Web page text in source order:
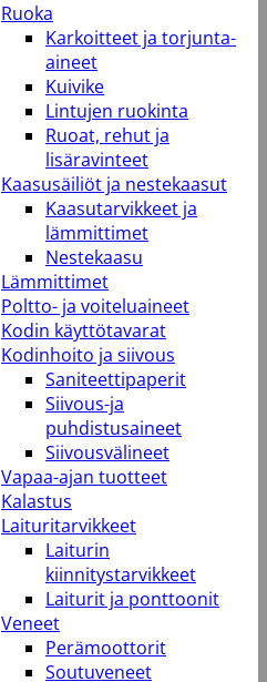
Ruoka
Karkoitteet ja torjunta-
aineet
Kuivike
Lintujen ruokinta
Ruoat, rehut ja
lisäravinteet
Kaasusäiliöt ja nestekaasut
Kaasutarvikkeet ja
lämmittimet
Nestekaasu
Lämmittimet
Poltto- ja voiteluaineet
Kodin käyttötavarat
Kodinhoito ja siivous
Saniteettipaperit
Siivous-ja
puhdistusaineet
Siivousvälineet
Vapaa-ajan tuotteet
Kalastus
Laituritarvikkeet
Laiturin
kiinnitystarvikkeet
Laiturit ja ponttoonit
Veneet
Perämoottorit
Soutuveneet